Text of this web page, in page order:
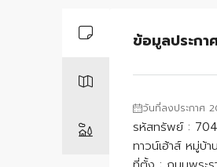
ข้อมูลประกา
วันที่ลงประกาศ
รหัสทรัพย์ :
ทาวน์เฮ้าส์ หมู่บ้